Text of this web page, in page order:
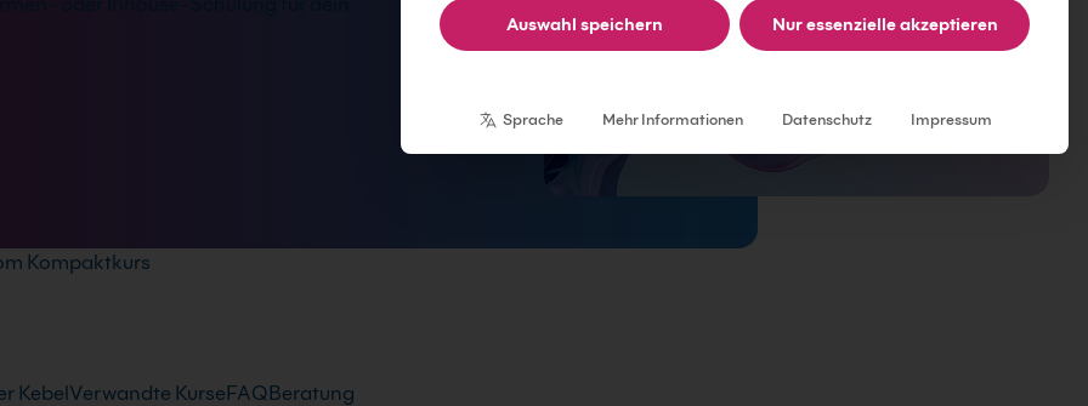
Kompaktkurs
KebelVerwandte KurseFAQBeratung
Auswahl speichern Nur essenzielle akzeptieren
Sprache Mehr Informationen Datenschutz Impressum